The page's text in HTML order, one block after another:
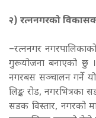
२) रत्ननगरको
–रत्ननगर
गुरूयोजना बनाएको छु
नगरबस सञ्चालन गर्ने
लिङ्क रोड,
सडक विस्तार, नगरको